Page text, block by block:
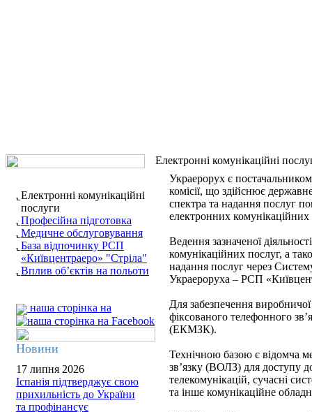
Електронні комунікаційні
послуги
Професійна підготовка
Медичне обслуговування
База відпочинку РСП
«Київцентраеро» "Стріла"
Вплив об’єктів на польоти
наша сторінка на
Новини
17 липня 2026
Іспанія підтверджує свою
прихильність до України
та профінансує
Електронні комунікаційні
Украерорух є
комісії, що здійснює
спектра та надання послуг
електронних комунікаційних
Ведення зазначеної
комунікаційних послуг, а
надання послуг через
Украероруха – РСП
Для забезпечення
фіксованого телефонного
(ЕКМЗК).
Технічною базою є відомча
зв’язку (ВОЛЗ) для доступу
телекомунікацій, сучасні
та інше комунікаційне